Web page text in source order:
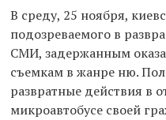
В среду, 25 ноября,
подозреваемого в
СМИ, задержанным
съемкам в жанре ню.
развратные действия в
микроавтобусе своей